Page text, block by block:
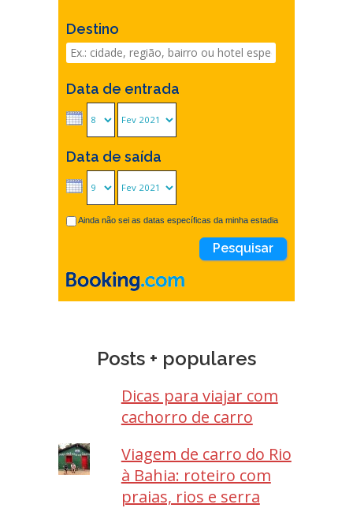
Destino
Data de entrada
Data de saída
Ainda não sei as datas específicas da minha estadia
Posts + populares
Dicas para viajar com
cachorro de carro
Viagem de carro do Rio
à Bahia: roteiro com
praias, rios e serra